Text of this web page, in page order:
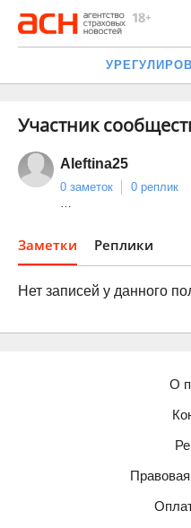
Участник
Aleftina25
0 заметок
0 реплик
…
Заметки Реплики
Нет записей у данного
О